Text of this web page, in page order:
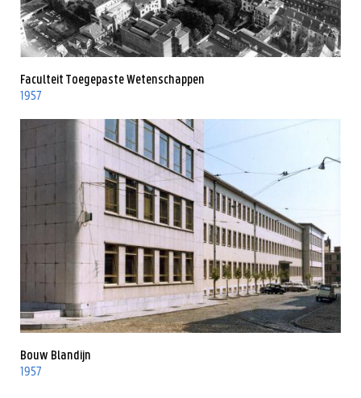
Faculteit Toegepaste Wetenschappen
1957
Bouw Blandijn
1957